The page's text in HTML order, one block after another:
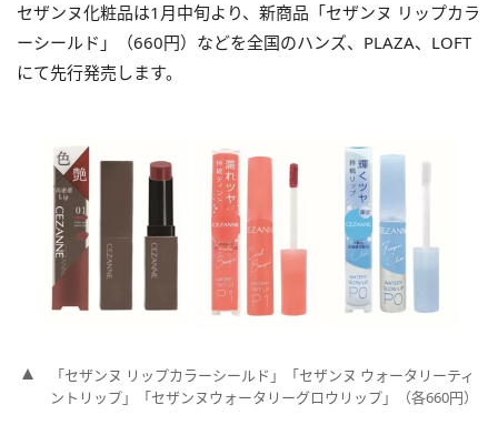
セザンヌ化粧品は1月中旬より、新商品「セザンヌ リップカラ
ーシールド」（660円）などを全国のハンズ、PLAZA、LOFT
にて先行発売します。
「セザンヌ リップカラーシールド」「セザンヌ ウォータリーティ
ントリップ」「セザンヌウォータリーグロウリップ」（各660円）